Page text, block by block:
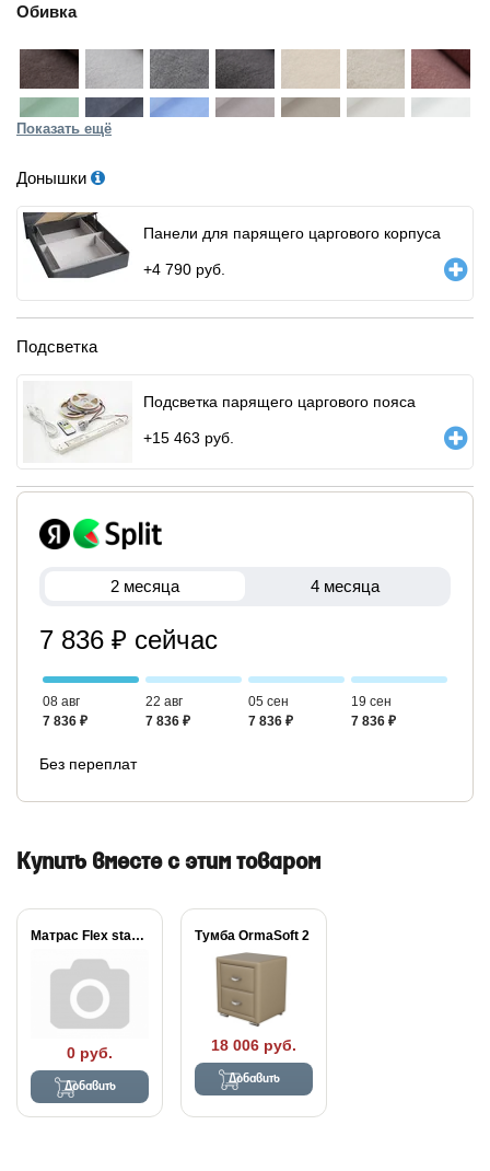
Обивка
Показать ещё
Донышки
Панели для парящего царгового корпуса
+4 790 руб.
Подсветка
Подсветка парящего царгового пояса
+15 463 руб.
2 месяца 4 месяца
7 836 ₽ сейчас
08 авг
7 836 ₽
22 авг
7 836 ₽
05 сен
7 836 ₽
19 сен
7 836 ₽
Без переплат
Купить вместе с этим товаром
Матрас Flex standart
0 руб.
Добавить
Тумба OrmaSoft 2
18 006 руб.
Добавить